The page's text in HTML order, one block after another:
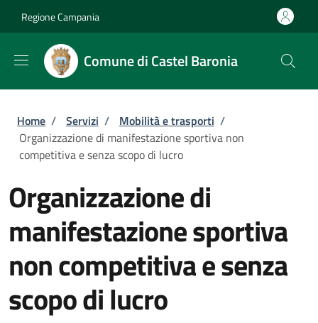
Regione Campania
Comune di Castel Baronia
Briciole di pane
Home / Servizi / Mobilità e trasporti /
Organizzazione di manifestazione sportiva non
competitiva e senza scopo di lucro
Organizzazione di
manifestazione sportiva
non competitiva e senza
scopo di lucro